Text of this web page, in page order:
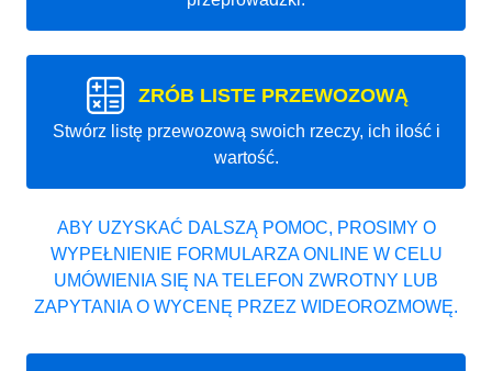
ZRÓB LISTE PRZEWOZOWĄ
Stwórz listę przewozową swoich rzeczy, ich ilość i
wartość.
ABY UZYSKAĆ DALSZĄ POMOC, PROSIMY O
WYPEŁNIENIE FORMULARZA ONLINE W CELU
UMÓWIENIA SIĘ NA TELEFON ZWROTNY LUB
ZAPYTANIA O WYCENĘ PRZEZ WIDEOROZMOWĘ.